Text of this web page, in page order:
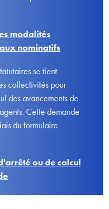
modalités
nominatifs
se tient
collectivités pour
des avancements de
Cette demande
du formulaire
ou de calcul